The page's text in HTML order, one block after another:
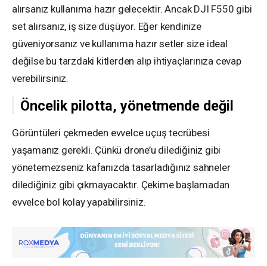
alırsanız kullanıma hazır gelecektir. Ancak DJI F550 gibi
set alırsanız, iş size düşüyor. Eğer kendinize
güveniyorsanız ve kullanıma hazır setler size ideal
değilse bu tarzdaki kitlerden alıp ihtiyaçlarınıza cevap
verebilirsiniz.
Öncelik pilotta, yönetmende değil
Görüntüleri çekmeden evvelce uçuş tecrübesi
yaşamanız gerekli. Çünkü drone’u dilediğiniz gibi
yönetemezseniz kafanızda tasarladığınız sahneler
dilediğiniz gibi çıkmayacaktır. Çekime başlamadan
evvelce bol kolay yapabilirsiniz.